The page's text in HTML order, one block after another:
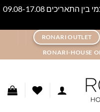
לקוחות יקרים! אין משלוחים/איסוף עצמי בין התאריכים 09.08-17.08
RONARI OUTLET
RONARI-HOUSE